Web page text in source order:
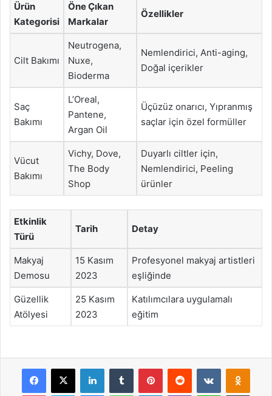
Ürün
Kategorisi
Öne Çıkan
Markalar
Özellikler
Cilt Bakımı
Neutrogena,
Nuxe,
Bioderma
Nemlendirici, Anti-aging,
Doğal içerikler
Saç
Bakımı
L’Oreal,
Pantene,
Argan Oil
Üçüzüz onarıcı, Yıpranmış
saçlar için özel formüller
Vücut
Bakımı
Vichy, Dove,
The Body
Shop
Duyarlı ciltler için,
Nemlendirici, Peeling
ürünler
Etkinlik
Türü
Tarih Detay
Makyaj
Demosu
15 Kasım
2023
Profesyonel makyaj artistleri
eşliğinde
Güzellik
Atölyesi
25 Kasım
2023
Katılımcılara uygulamalı
eğitim
Facebook
X LinkedInTumblr PinterestReddit VKontakte